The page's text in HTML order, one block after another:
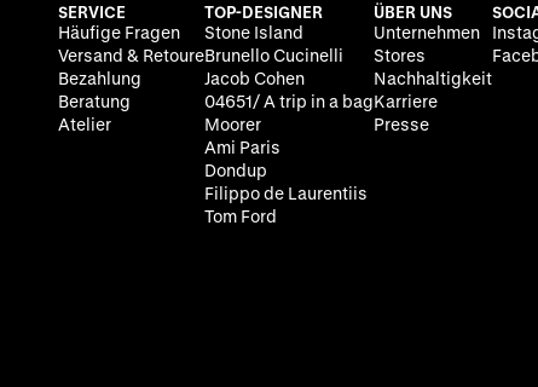
SERVICE
Häufige Fragen
Versand & Retoure
Bezahlung
Beratung
Atelier
TOP-DESIGNER
Stone Island
Brunello Cucinelli
Jacob Cohen
04651/ A trip in a bag
Moorer
Ami Paris
Dondup
Filippo de Laurentiis
Tom Ford
ÜBER UNS
Unternehmen
Stores
Nachhaltigkeit
Karriere
Presse